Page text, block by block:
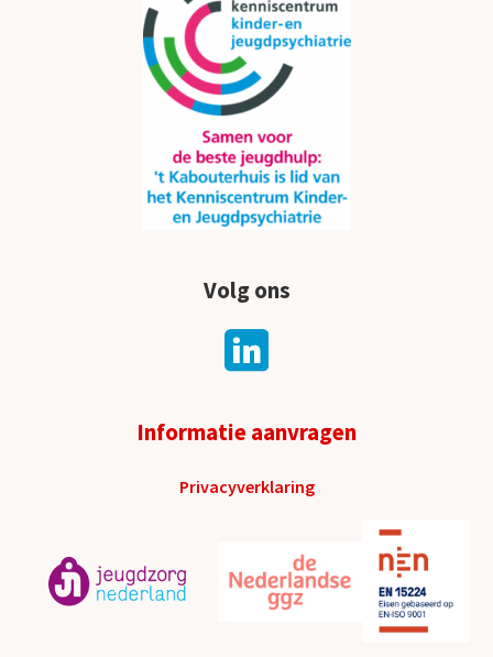
Volg ons
Informatie aanvragen
Privacyverklaring